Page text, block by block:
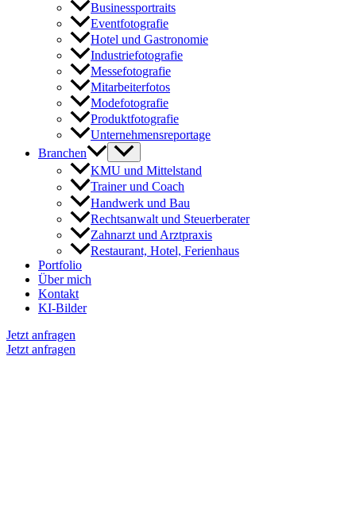
Businessportraits
Eventfotografie
Hotel und Gastronomie
Industriefotografie
Messefotografie
Mitarbeiterfotos
Modefotografie
Produktfotografie
Unternehmensreportage
Branchen
KMU und Mittelstand
Trainer und Coach
Handwerk und Bau
Rechtsanwalt und Steuerberater
Zahnarzt und Arztpraxis
Restaurant, Hotel, Ferienhaus
Portfolio
Über mich
Kontakt
KI-Bilder
Jetzt anfragen
Jetzt anfragen